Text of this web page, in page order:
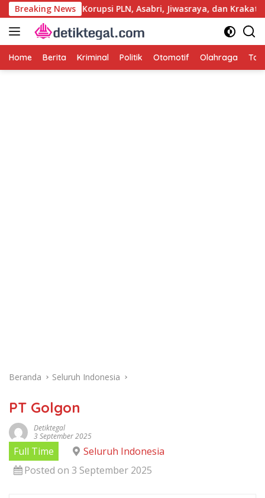
Langsung
ke
konten
Breaking News
Usut Kasus Korupsi PLN, Asabri, Jiwasraya, dan Krakatau
Home Berita Kriminal Politik Otomotif Olahraga
Beranda Seluruh Indonesia
PT Golgon
Detiktegal
3 September 2025
Full Time
Seluruh Indonesia
Posted on 3 September 2025